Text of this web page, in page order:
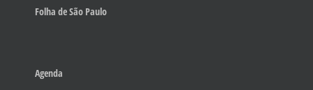
Folha de São Paulo
Agenda